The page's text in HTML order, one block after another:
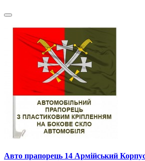
Авто прапорець 14 Армійський